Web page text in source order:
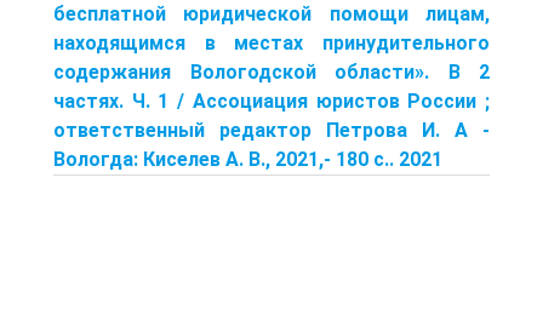
бесплатной юридической помощи лицам,
находя­щимся в местах принудительного
содержания Вологодской области». В 2
частях. Ч. 1 / Ассоциация юристов России ;
ответственный редак­тор Петрова И. А -
Вологда: Киселев А. В., 2021,- 180 с.. 2021